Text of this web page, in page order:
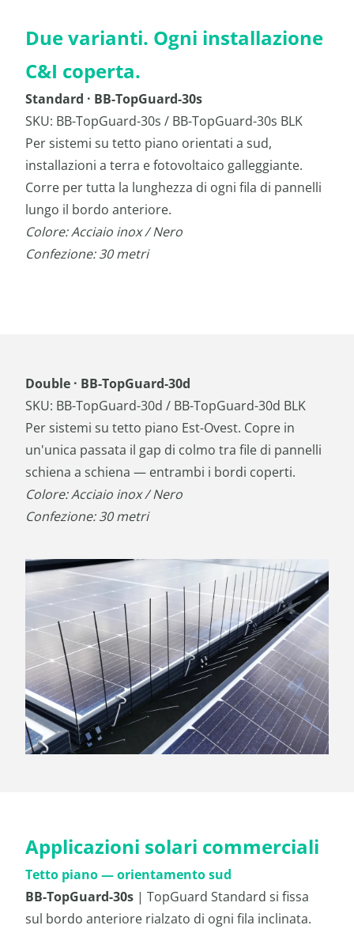
Due varianti. Ogni installazione
C&I coperta.
Standard · BB-TopGuard-30s
SKU: BB-TopGuard-30s / BB-TopGuard-30s BLK
Per sistemi su tetto piano orientati a sud,
installazioni a terra e fotovoltaico galleggiante.
Corre per tutta la lunghezza di ogni fila di pannelli
lungo il bordo anteriore.
Colore: Acciaio inox / Nero
Confezione: 30 metri
Double · BB-TopGuard-30d
SKU: BB-TopGuard-30d / BB-TopGuard-30d BLK
Per sistemi su tetto piano Est-Ovest. Copre in
un'unica passata il gap di colmo tra file di pannelli
schiena a schiena — entrambi i bordi coperti.
Colore: Acciaio inox / Nero
Confezione: 30 metri
Applicazioni solari commerciali
Tetto piano — orientamento sud
BB-TopGuard-30s | TopGuard Standard si fissa
sul bordo anteriore rialzato di ogni fila inclinata.